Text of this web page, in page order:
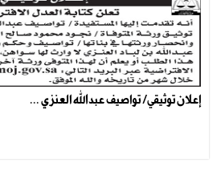
إعلان توثيقي/ تواصيف عبدالله العنزي ...